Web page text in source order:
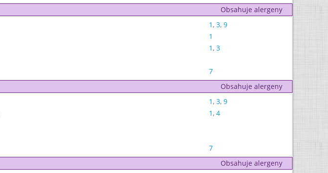
Obsahuje alergeny
1, 3, 9
1
1, 3
7
Obsahuje alergeny
1, 3, 9
1, 4
7
Obsahuje alergeny